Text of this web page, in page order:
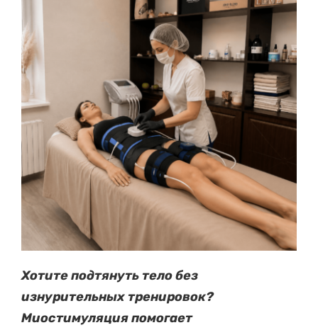
Хотите подтянуть тело без
изнурительных тренировок?
Миостимуляция помогает